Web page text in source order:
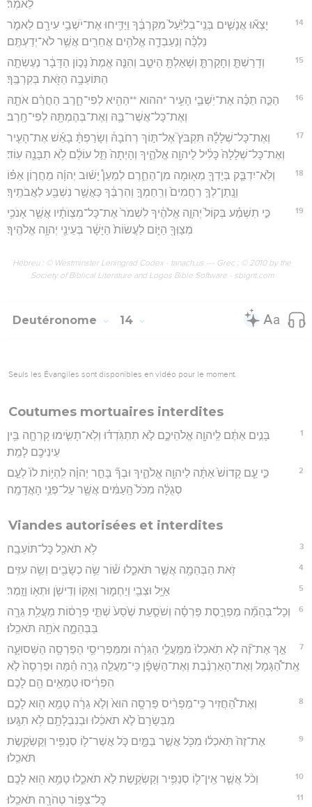
לֵאמֹֽר׃
14
יָצְא֞וּ אֲנָשִׁ֤ים בְּנֵֽי־בְלִיַּ֙עַל֙ מִקִּרְבֶּ֔ךָ וַיַּדִּ֛יחוּ אֶת־יֹשְׁבֵ֥י עִירָ֖ם לֵאמֹ֑ר
נֵלְכָ֗ה וְנַעַבְדָ֛ה אֱלֹהִ֥ים אֲחֵרִ֖ים אֲשֶׁ֥ר לֹא־יְדַעְתֶּֽם׃
15
וְדָרַשְׁתָּ֧ וְחָקַרְתָּ֧ וְשָׁאַלְתָּ֖ הֵיטֵ֑ב וְהִנֵּ֤ה אֱמֶת֙ נָכ֣וֹן הַדָּבָ֔ר נֶעֶשְׂתָ֛ה
הַתּוֹעֵבָ֥ה הַזֹּ֖את בְּקִרְבֶּֽךָ׃
16
הַכֵּ֣ה תַכֶּ֗ה אֶת־יֹֽשְׁבֵ֛י הָעִ֥יר *ההוא **הַהִ֖יא לְפִי־חָ֑רֶב הַחֲרֵ֨ם אֹתָ֧הּ
וְאֶת־כָּל־אֲשֶׁר־בָּ֛הּ וְאֶת־בְּהֶמְתָּ֖הּ לְפִי־חָֽרֶב׃
17
וְאֶת־כָּל־שְׁלָלָ֗הּ תִּקְבֹּץ֮ אֶל־תּ֣וֹךְ רְחֹבָהּ֒ וְשָׂרַפְתָּ֨ בָאֵ֜שׁ אֶת־הָעִ֤יר
וְאֶת־כָּל־שְׁלָלָהּ֙ כָּלִ֔יל לַיהוָ֖ה אֱלֹהֶ֑יךָ וְהָיְתָה֙ תֵּ֣ל עוֹלָ֔ם לֹ֥א תִבָּנֶ֖ה עֽוֹד׃
18
וְלֹֽא־יִדְבַּ֧ק בְּיָדְךָ֛ מְא֖וּמָה מִן־הַחֵ֑רֶם לְמַעַן֩ יָשׁ֨וּב יְהוָ֜ה מֵחֲר֣וֹן אַפּ֗וֹ
וְנָֽתַן־לְךָ֤ רַחֲמִים֙ וְרִֽחַמְךָ֣ וְהִרְבֶּ֔ךָ כַּאֲשֶׁ֥ר נִשְׁבַּ֖ע לַאֲבֹתֶֽיךָ׃
19
כִּ֣י תִשְׁמַ֗ע בְּקוֹל֙ יְהוָ֣ה אֱלֹהֶ֔יךָ לִשְׁמֹר֙ אֶת־כָּל־מִצְוֺתָ֔יו אֲשֶׁ֛ר אָנֹכִ֥י
מְצַוְּךָ֖ הַיּ֑וֹם לַעֲשׂוֹת֙ הַיָּשָׁ֔ר בְּעֵינֵ֖י יְהוָ֥ה אֱלֹהֶֽיךָ׃
Hébreu : © Westminster Leningrad Codex - tanach.us --- Grec : © 2010 by the
Society of Biblical Literature and Logos Bible Software - sblgnt.com
Deutéronome 14
Seuls les Évangiles sont disponibles en vidéo pour le moment.
Coutumes mortuaires interdites
1
בָּנִ֣ים אַתֶּ֔ם לַֽיהוָ֖ה אֱלֹהֵיכֶ֑ם לֹ֣א תִתְגֹּֽדְד֗וּ וְלֹֽא־תָשִׂ֧ימוּ קָרְחָ֛ה בֵּ֥ין
עֵינֵיכֶ֖ם לָמֵֽת׃
2
כִּ֣י עַ֤ם קָדוֹשׁ֙ אַתָּ֔ה לַיהוָ֖ה אֱלֹהֶ֑יךָ וּבְךָ֞ בָּחַ֣ר יְהוָ֗ה לִֽהְי֥וֹת לוֹ֙ לְעַ֣ם
סְגֻלָּ֔ה מִכֹּל֙ הָֽעַמִּ֔ים אֲשֶׁ֖ר עַל־פְּנֵ֥י הָאֲדָמָֽה׃
Viandes autorisées et interdites
3 לֹ֥א תֹאכַ֖ל כָּל־תּוֹעֵבָֽה׃
4 זֹ֥את הַבְּהֵמָ֖ה אֲשֶׁ֣ר תֹּאכֵ֑לוּ שׁ֕וֹר שֵׂ֥ה כְשָׂבִ֖ים וְשֵׂ֥ה עִזִּֽים׃
5 אַיָּ֥ל וּצְבִ֖י וְיַחְמ֑וּר וְאַקּ֥וֹ וְדִישֹׁ֖ן וּתְא֥וֹ וָזָֽמֶר׃
6
וְכָל־בְּהֵמָ֞ה מַפְרֶ֣סֶת פַּרְסָ֗ה וְשֹׁסַ֤עַת שֶׁ֙סַע֙ שְׁתֵּ֣י פְרָס֔וֹת מַעֲלַ֥ת גֵּרָ֖ה
בַּבְּהֵמָ֑ה אֹתָ֖הּ תֹּאכֵֽלוּ׃
7
אַ֣ךְ אֶת־זֶ֞ה לֹ֤א תֹֽאכְלוּ֙ מִמַּֽעֲלֵ֣י הַגֵּרָ֔ה וּמִמַּפְרִיסֵ֥י הַפַּרְסָ֖ה הַשְּׁסוּעָ֑ה
אֶֽת־הַ֠גָּמָל וְאֶת־הָאַרְנֶ֨בֶת וְאֶת־הַשָּׁפָ֜ן כִּֽי־מַעֲלֵ֧ה גֵרָ֣ה הֵ֗מָּה וּפַרְסָה֙ לֹ֣א
הִפְרִ֔יסוּ טְמֵאִ֥ים הֵ֖ם לָכֶֽם׃
8
וְאֶת־הַ֠חֲזִיר כִּֽי־מַפְרִ֨יס פַּרְסָ֥ה הוּא֙ וְלֹ֣א גֵרָ֔ה טָמֵ֥א ה֖וּא לָכֶ֑ם
מִבְּשָׂרָם֙ לֹ֣א תֹאכֵ֔לוּ וּבְנִבְלָתָ֖ם לֹ֥א תִגָּֽעוּ׃
9
אֶת־זֶה֙ תֹּֽאכְל֔וּ מִכֹּ֖ל אֲשֶׁ֣ר בַּמָּ֑יִם כֹּ֧ל אֲשֶׁר־ל֛וֹ סְנַפִּ֥יר וְקַשְׂקֶ֖שֶׂת
תֹּאכֵֽלוּ׃
10 וְכֹ֨ל אֲשֶׁ֧ר אֵֽין־ל֛וֹ סְנַפִּ֥יר וְקַשְׂקֶ֖שֶׂת לֹ֣א תֹאכֵ֑לוּ טָמֵ֥א ה֖וּא לָכֶֽם׃
11 כָּל־צִפּ֥וֹר טְהֹרָ֖ה תֹּאכֵֽלוּ׃